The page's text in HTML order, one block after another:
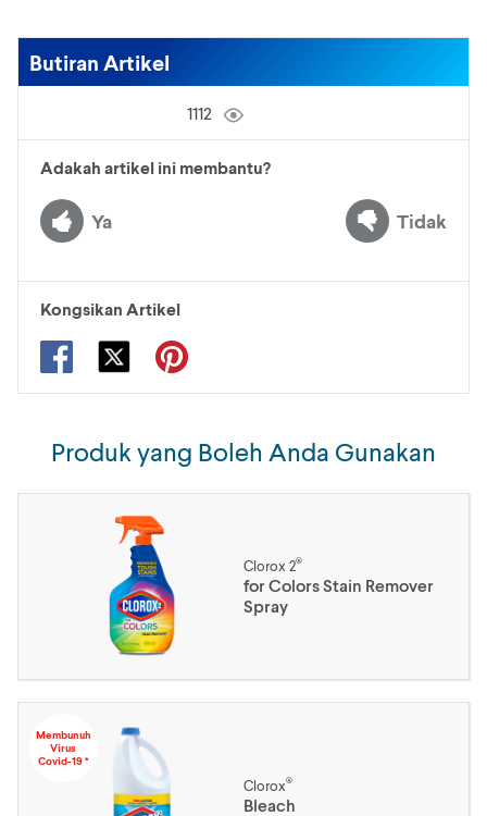
Butiran Artikel
1112
Adakah artikel ini membantu?
Ya Tidak
Kongsikan Artikel
Produk yang Boleh Anda Gunakan
Clorox 2®
for Colors Stain Remover
Spray
Membunuh
Virus
Covid-19 *
Clorox®
Bleach